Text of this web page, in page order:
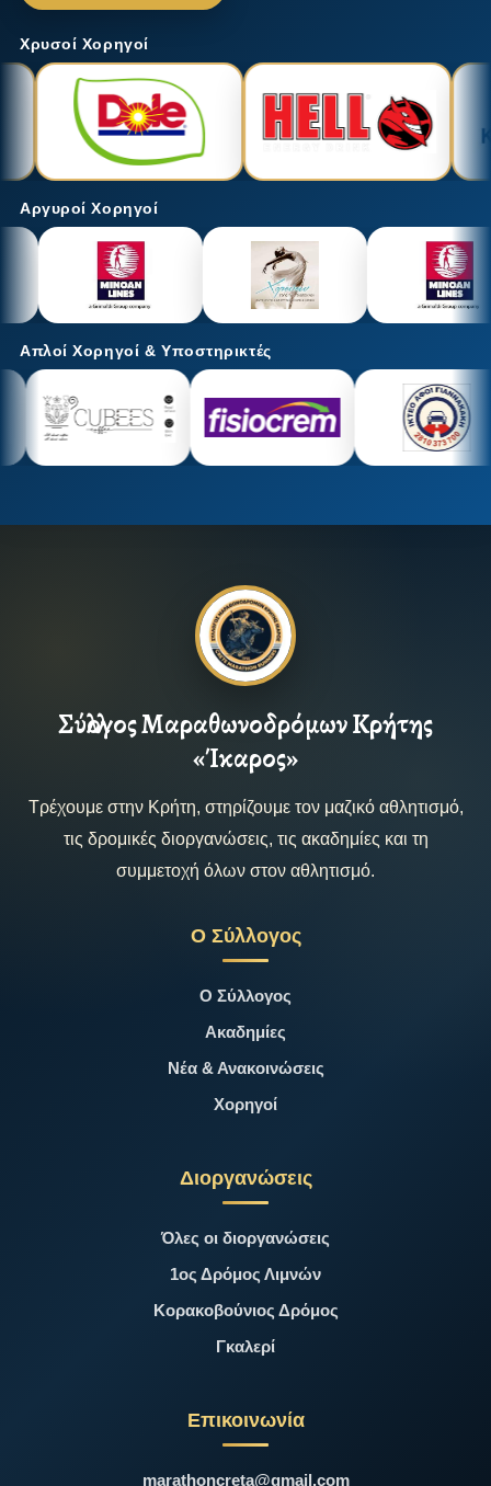
Χρυσοί Χορηγοί
Αργυροί Χορηγοί
Απλοί Χορηγοί & Υποστηρικτές
Σύλλογος Μαραθωνοδρόμων Κρήτης
«Ίκαρος»
Τρέχουμε στην Κρήτη, στηρίζουμε τον μαζικό αθλητισμό,
τις δρομικές διοργανώσεις, τις ακαδημίες και τη
συμμετοχή όλων στον αθλητισμό.
Ο Σύλλογος
Ο Σύλλογος
Ακαδημίες
Νέα & Ανακοινώσεις
Χορηγοί
Διοργανώσεις
Όλες οι διοργανώσεις
1ος Δρόμος Λιμνών
Κορακοβούνιος Δρόμος
Γκαλερί
Επικοινωνία
marathoncreta@gmail.com